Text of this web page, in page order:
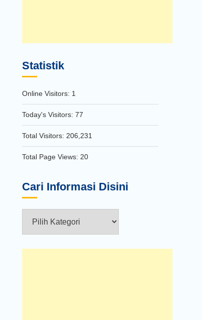
Statistik
Online Visitors: 1
Today's Visitors: 77
Total Visitors: 206,231
Total Page Views: 20
Cari Informasi Disini
Informasi
Disini